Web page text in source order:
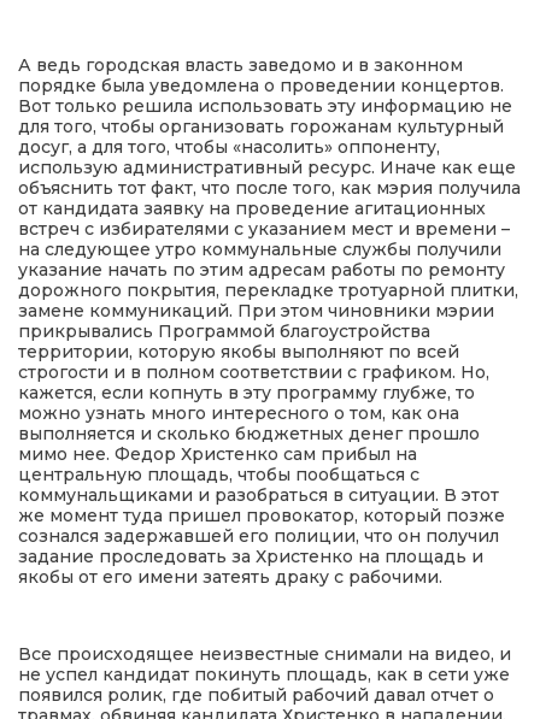
А ведь городская власть заведомо и в законном
порядке была уведомлена о проведении концертов.
Вот только решила использовать эту информацию не
для того, чтобы организовать горожанам культурный
досуг, а для того, чтобы «насолить» оппоненту,
использую административный ресурс. Иначе как еще
объяснить тот факт, что после того, как мэрия получила
от кандидата заявку на проведение агитационных
встреч с избирателями с указанием мест и времени –
на следующее утро коммунальные службы получили
указание начать по этим адресам работы по ремонту
дорожного покрытия, перекладке тротуарной плитки,
замене коммуникаций. При этом чиновники мэрии
прикрывались Программой благоустройства
территории, которую якобы выполняют по всей
строгости и в полном соответствии с графиком. Но,
кажется, если копнуть в эту программу глубже, то
можно узнать много интересного о том, как она
выполняется и сколько бюджетных денег прошло
мимо нее. Федор Христенко сам прибыл на
центральную площадь, чтобы пообщаться с
коммунальщиками и разобраться в ситуации. В этот
же момент туда пришел провокатор, который позже
сознался задержавшей его полиции, что он получил
задание проследовать за Христенко на площадь и
якобы от его имени затеять драку с рабочими.
Все происходящее неизвестные снимали на видео, и
не успел кандидат покинуть площадь, как в сети уже
появился ролик, где побитый рабочий давал отчет о